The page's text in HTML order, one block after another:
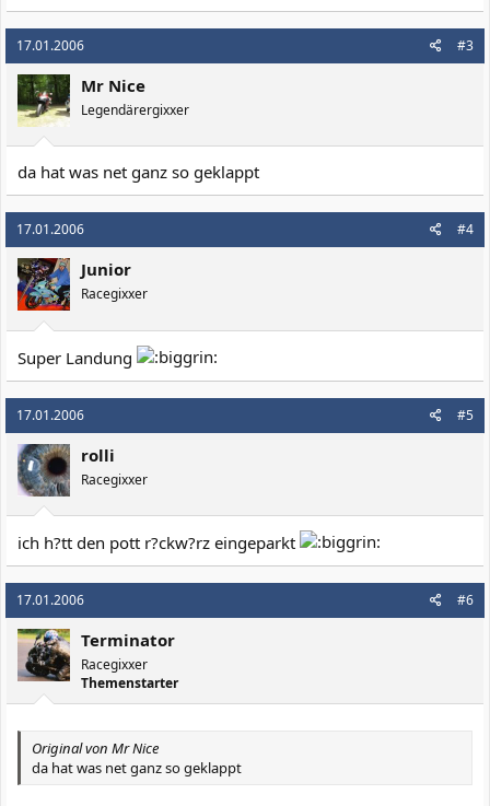
17.01.2006 #3
Mr Nice
Legendärergixxer
da hat was net ganz so geklappt
17.01.2006 #4
Junior
Racegixxer
Super Landung
17.01.2006 #5
rolli
Racegixxer
ich h?tt den pott r?ckw?rz eingeparkt
17.01.2006 #6
Terminator
Racegixxer
Themenstarter
Original von Mr Nice
da hat was net ganz so geklappt